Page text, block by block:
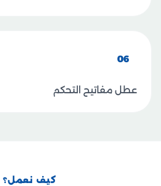
06
عطل مفاتيح التحكم
كيف نعمل؟